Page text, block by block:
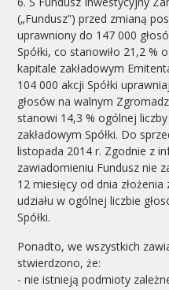
(„Fundusz”) przed zmianą
uprawniony do 147 000
Spółki, co stanowiło 21,2 %
kapitale zakładowym
104 000 akcji Spółki
głosów na walnym
stanowi 14,3 % ogólnej
zakładowym Spółki. Do
listopada 2014 r. Zgodnie z
zawiadomieniu Fundusz nie
12 miesięcy od dnia
udziału w ogólnej liczbie
Spółki.
Ponadto, we wszystkich
stwierdzono, że:
- nie istnieją podmioty